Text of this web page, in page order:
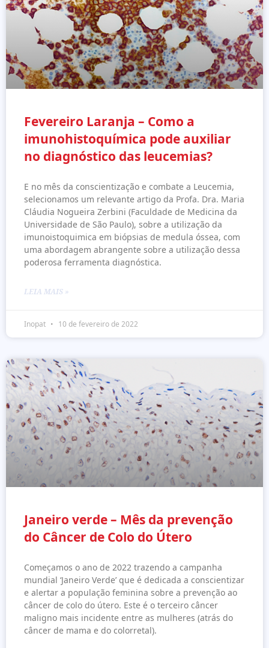
Fevereiro Laranja – Como a
imunohistoquímica pode auxiliar
no diagnóstico das leucemias?
E no mês da conscientização e combate a Leucemia,
selecionamos um relevante artigo da Profa. Dra. Maria
Cláudia Nogueira Zerbini (Faculdade de Medicina da
Universidade de São Paulo), sobre a utilização da
imunoistoquimica em biópsias de medula óssea, com
uma abordagem abrangente sobre a utilização dessa
poderosa ferramenta diagnóstica.
LEIA MAIS »
Inopat 10 de fevereiro de 2022
Janeiro verde – Mês da prevenção
do Câncer de Colo do Útero
Começamos o ano de 2022 trazendo a campanha
mundial ‘Janeiro Verde’ que é dedicada a conscientizar
e alertar a população feminina sobre a prevenção ao
câncer de colo do útero. Este é o terceiro câncer
maligno mais incidente entre as mulheres (atrás do
câncer de mama e do colorretal).